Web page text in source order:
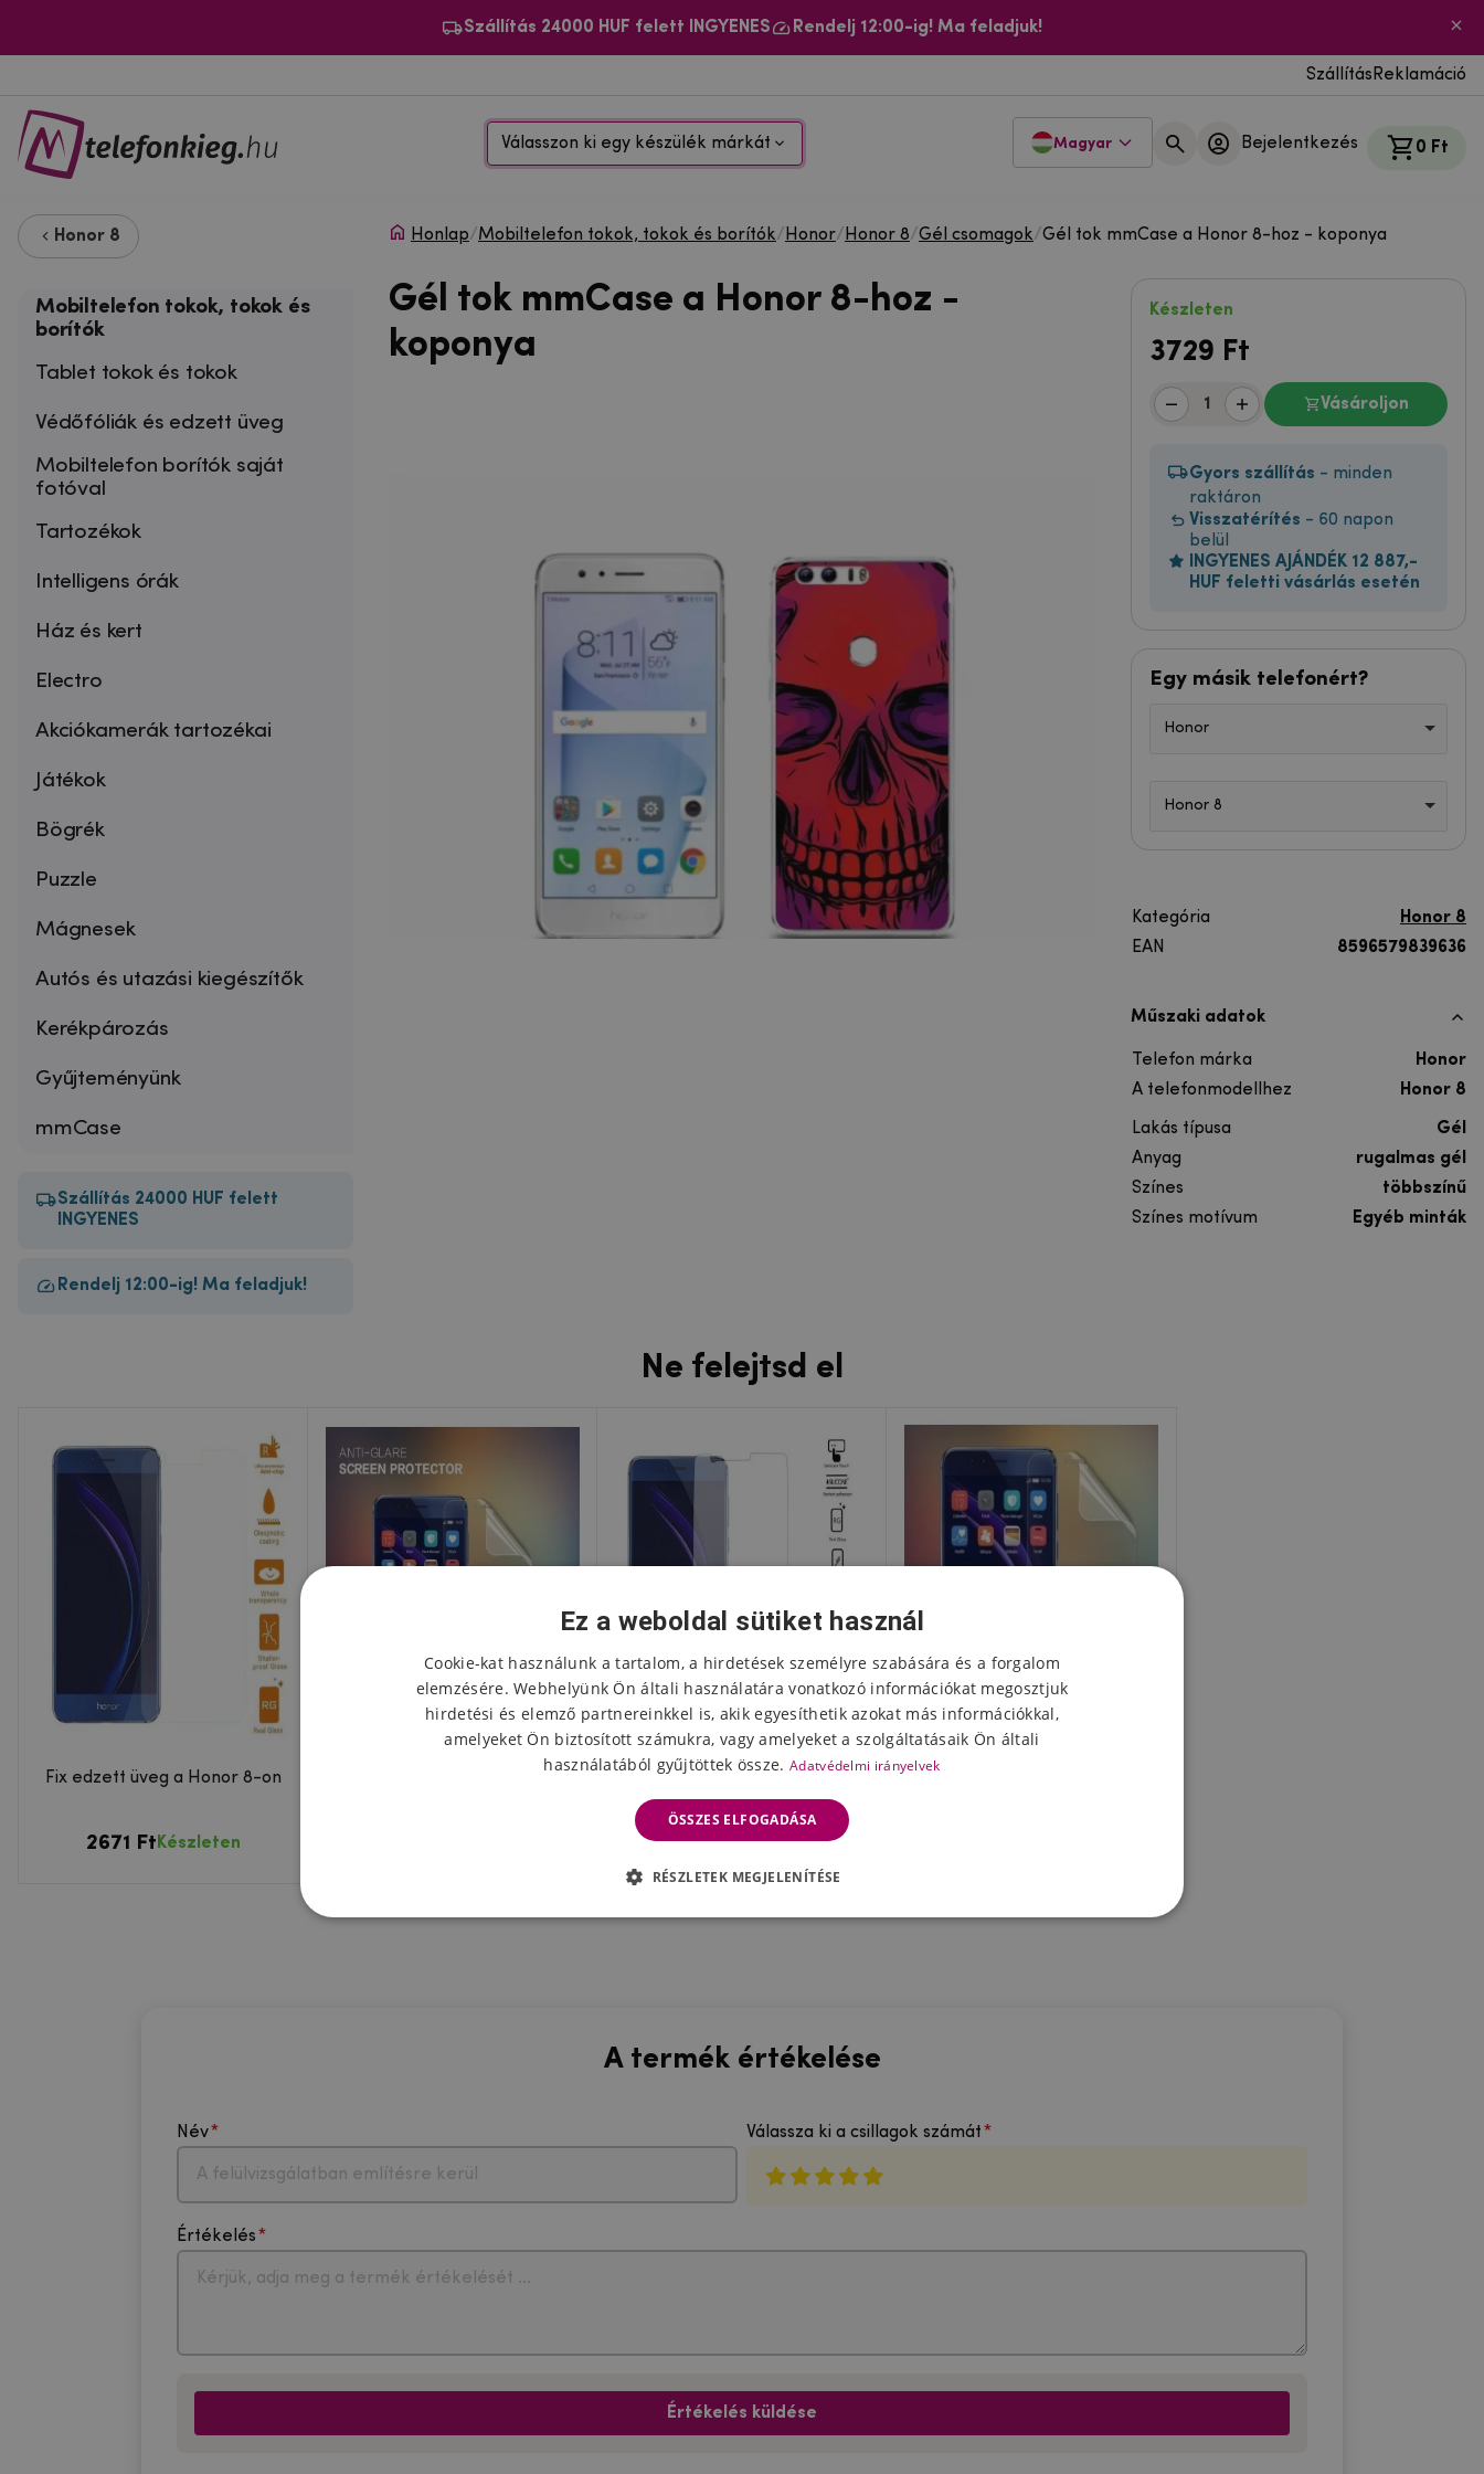
Szállítás 24000 HUF felett INGYENES Rendelj 12:00-ig! Ma feladjuk!
Szállítás Reklamáció
Válasszon ki egy készülék márkát Magyar Bejelentkezés 0 Ft
Honor 8
Mobiltelefon tokok, tokok és
borítók
Tablet tokok és tokok
Védőfóliák és edzett üveg
Mobiltelefon borítók saját
fotóval
Tartozékok
Intelligens órák
Ház és kert
Electro
Akciókamerák tartozékai
Játékok
Bögrék
Puzzle
Mágnesek
Autós és utazási kiegészítők
Kerékpározás
Gyűjteményünk
mmCase
Szállítás 24000 HUF felett
INGYENES
Rendelj 12:00-ig! Ma feladjuk!
Honlap/Mobiltelefon tokok, tokok és borítók/ Honor/ Honor 8/Gél csomagok/Gél tok mmCase a Honor 8-hoz - koponya
Gél tok mmCase a Honor 8-hoz -
koponya
Készleten
3729 Ft
Vásároljon
Gyors szállítás - minden
raktáron
Visszatérítés - 60 napon
belül
INGYENES AJÁNDÉK 12 887,-
HUF feletti vásárlás esetén
Egy másik telefonért?
Honor
Honor 8
Kategória
Honor 8
EAN
8596579839636
Műszaki adatok
Telefon márka
Honor
A telefonmodellhez
Honor 8
Lakás típusa
Gél
Anyag
rugalmas gél
Színes
többszínű
Színes motívum
Egyéb minták
Ne felejtsd el
Fix edzett üveg a Honor 8-on
2671 Ft Készleten
Edzett üveg a Honor 8
kijelzőjéhez
2452 FtKészleten
A termék értékelése
Név Válassza ki a csillagok számát
Értékelés
Értékelés küldése
Ez a weboldal sütiket használ
Cookie-kat használunk a tartalom, a hirdetések személyre szabására és a forgalom
elemzésére. Webhelyünk Ön általi használatára vonatkozó információkat megosztjuk
hirdetési és elemző partnereinkkel is, akik egyesíthetik azokat más információkkal,
amelyeket Ön biztosított számukra, vagy amelyeket a szolgáltatásaik Ön általi
használatából gyűjtöttek össze. Adatvédelmi irányelvek
ÖSSZES ELFOGADÁSA
RÉSZLETEK MEGJELENÍTÉSE